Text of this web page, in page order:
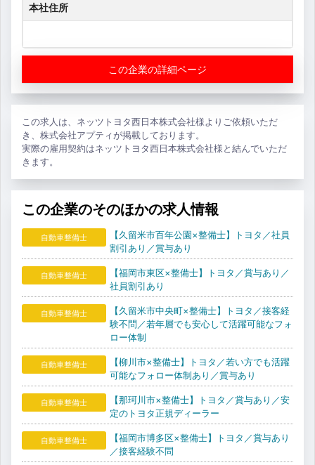
本社住所
この企業の詳細ページ
この求人は、ネッツトヨタ西日本株式会社様よりご依頼いただ
き、株式会社アプティが掲載しております。
実際の雇用契約はネッツトヨタ西日本株式会社様と結んでいただ
きます。
この企業のそのほかの求人情報
自動車整備士
【久留米市百年公園×整備士】トヨタ／社員
割引あり／賞与あり
自動車整備士
【福岡市東区×整備士】トヨタ／賞与あり／
社員割引あり
自動車整備士
【久留米市中央町×整備士】トヨタ／接客経
験不問／若年層でも安心して活躍可能なフォ
ロー体制
自動車整備士
【柳川市×整備士】トヨタ／若い方でも活躍
可能なフォロー体制あり／賞与あり
自動車整備士
【那珂川市×整備士】トヨタ／賞与あり／安
定のトヨタ正規ディーラー
自動車整備士
【福岡市博多区×整備士】トヨタ／賞与あり
／接客経験不問